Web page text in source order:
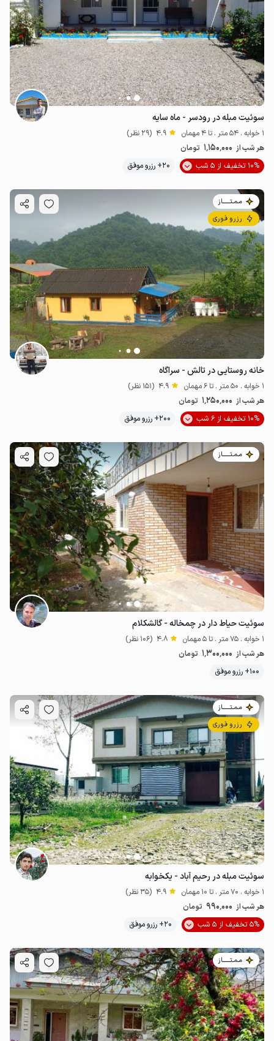
1.25میلیون ت 4.9
1.5میلیون ت 4.9
سوئیت مبله در رودسر - ماه سایه
1 خوابه . 54 متر . تا 4 مهمان 4.9 (29 نظر)
هر شب از 1٬150٬000 تومان
10% تخفیف از 5 شب
20+ رزرو موفق
مـمـتــــــاز
رزرو فوری
خانه روستایی در تالش - سراگاه
1 خوابه . 50 متر . تا 6 مهمان 4.9 (151 نظر)
هر شب از 1٬250٬000 تومان
10% تخفیف از 6 شب
200+ رزرو موفق
مـمـتــــــاز
سوئیت حیاط دار در چمخاله - گالشکلام
1 خوابه . 75 متر . تا 5 مهمان 4.8 (106 نظر)
هر شب از 1٬300٬000 تومان
100+ رزرو موفق
مـمـتــــــاز
رزرو فوری
سوئیت مبله در رحیم آباد - یکخوابه
1 خوابه . 70 متر . تا 10 مهمان 4.9 (35 نظر)
هر شب از 990٬000 تومان
5% تخفیف از 5 شب
20+ رزرو موفق
مـمـتــــــاز